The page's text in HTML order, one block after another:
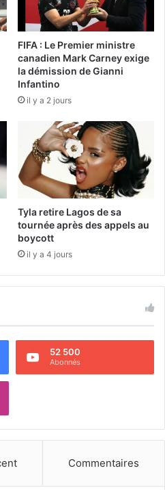
FIFA : Le Premier ministre
canadien Mark Carney exige
la démission de Gianni
Infantino
il y a 2 jours
Tyla retire Lagos de sa
tournée après des appels au
boycott
il y a 4 jours
52 500
Abonnés
Commentaires